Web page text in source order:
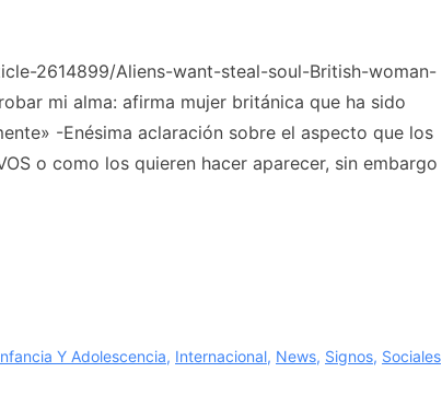
2614899/Aliens-want-steal-soul-British-woman-
mi alma: afirma mujer británica que ha sido
-Enésima aclaración sobre el aspecto que los
o como los quieren hacer aparecer, sin embargo
Y Adolescencia, Internacional, News, Signos, Sociales